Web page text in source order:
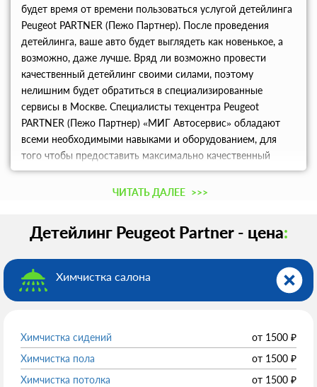
будет время от времени пользоваться услугой детейлинга
Peugeot PARTNER (Пежо Партнер). После проведения
детейлинга, ваше авто будет выглядеть как новенькое, а
возможно, даже лучше. Вряд ли возможно провести
качественный детейлинг своими силами, поэтому
нелишним будет обратиться в специализированные
сервисы в Москве. Специалисты техцентра Peugeot
PARTNER (Пежо Партнер) «МИГ Автосервис» обладают
всеми необходимыми навыками и оборудованием, для
того чтобы предоставить максимально качественный
сервис. Адекватные цены и отличное качество услуг
оставят приятное впечатление.
ЧИТАТЬ ДАЛЕЕ >>>
Детейлинг Peugeot Partner - цена:
Химчистка салона
Химчистка сидений от 1500 ₽
Химчистка пола
от 1500 ₽
Химчистка потолка
от 1500 ₽